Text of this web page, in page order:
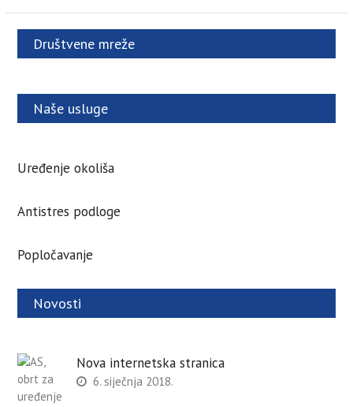
Društvene mreže
Naše usluge
Uređenje okoliša
Antistres podloge
Popločavanje
Novosti
Nova internetska stranica
6. siječnja 2018.